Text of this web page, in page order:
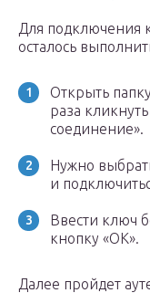
Для подключения
осталось
Открыть
раза
соединение».
Нужно
и
Ввести ключ
кнопку «ОК».
Далее пройдет